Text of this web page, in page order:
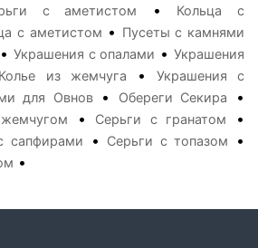
с аметистом •
Кольца с
с аметистом • Пусеты с камнями
• Украшения с опалами •Украшения
Колье из жемчуга • Украшения с
для Овнов• Обереги Секира •
• Серьги с гранатом •
сапфирами • Серьги с топазом •
•